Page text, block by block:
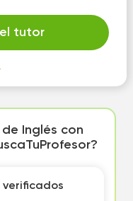
tutor
Inglés con
verificados